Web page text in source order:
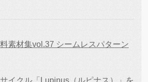
素材集vol.37 シームレスパターン
イクル「Lupinus（ルピナス）」を